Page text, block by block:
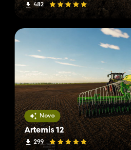
482
Novo
Artemis 12
299